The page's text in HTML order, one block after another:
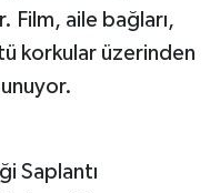
Film, aile bağları,
korkular üzerinden
Saplantı